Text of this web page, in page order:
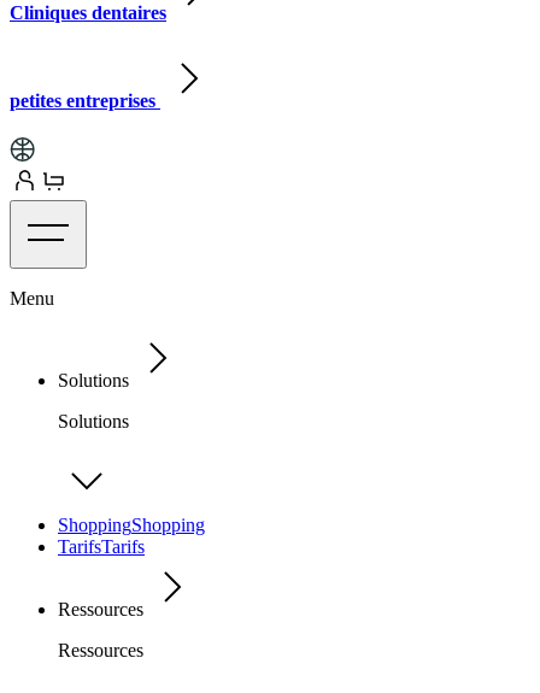
Cliniques dentaires
petites entreprises
Menu
Solutions
Solutions
ShoppingShopping
TarifsTarifs
Ressources
Ressources